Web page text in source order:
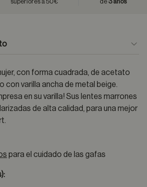
con forma cuadrada, de acetato
con varilla ancha de metal beige.
en su varilla! Sus lentes marrones
de alta calidad, para una mejor
para el cuidado de las gafas